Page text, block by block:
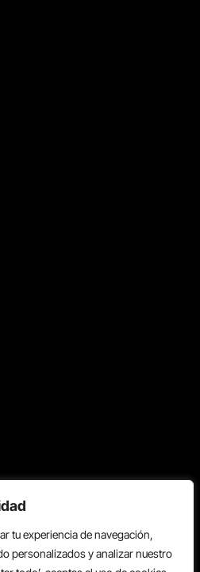
tu experiencia de navegación,
personalizados y analizar nuestro
los derechos reservados.